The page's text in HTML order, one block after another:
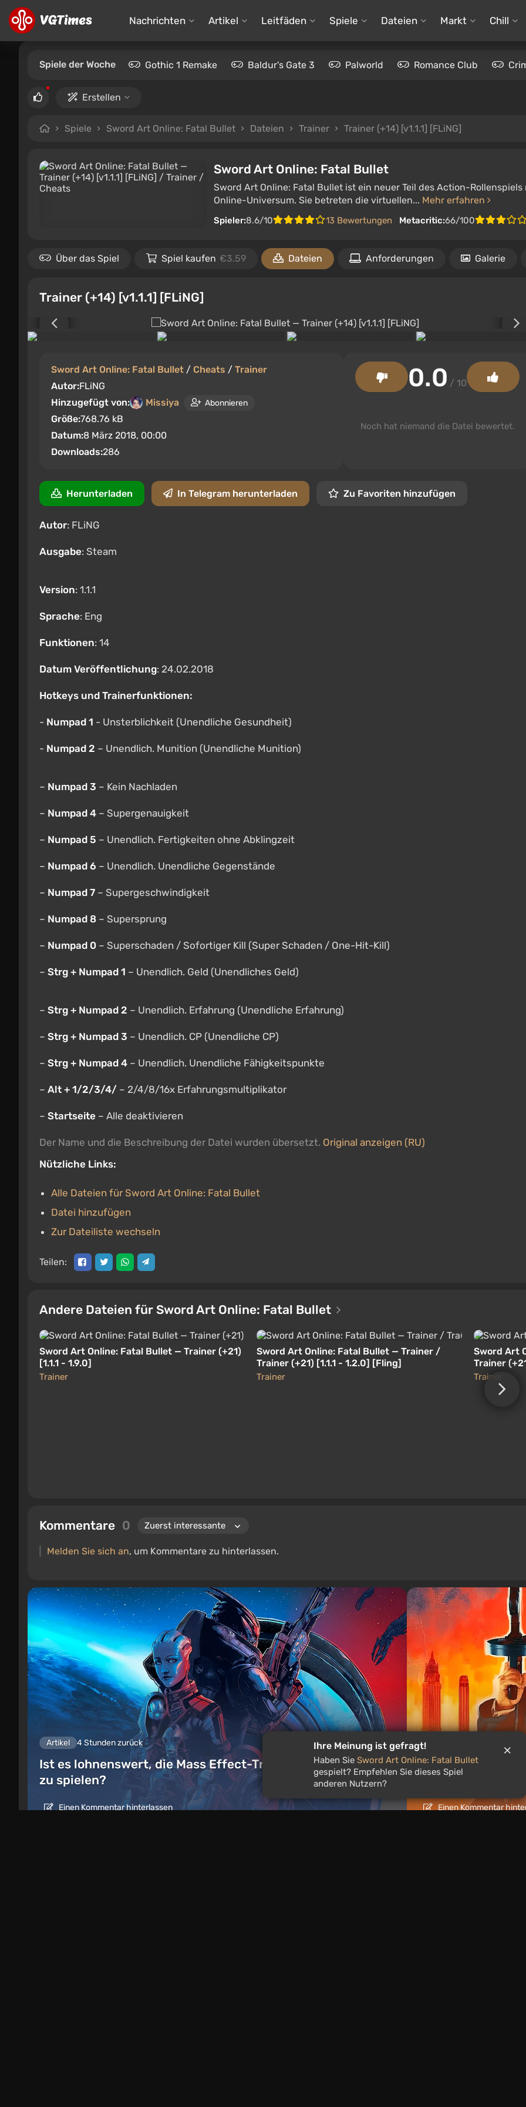
Nachrichten Artikel Leitfäden Spiele Dateien Markt Chill
Spiele der Woche Gothic 1 Remake Baldur's Gate 3 Palworld Romance Club
Erstellen
Spiele Sword Art Online: Fatal Bullet Dateien Trainer Trainer (+14) [v1.1.1] [FLiNG]
Sword Art Online: Fatal Bullet
Sword Art Online: Fatal Bullet ist ein neuer Teil des Action-
Online-Universum. Sie betreten die virtuellen... Mehr erfahren
Spieler:8.6/10 13 Bewertungen Metacritic:66/100
Über das Spiel Spiel kaufen €3.59 Dateien Anforderungen Galerie
Trainer (+14) [v1.1.1] [FLiNG]
Sword Art Online: Fatal Bullet / Cheats / Trainer
Autor:FLiNG
Hinzugefügt von:
Missiya Abonnieren
Größe:768.76 kB
Datum:8 März 2018, 00:00
Downloads:286
0.0 / 10
Noch hat niemand die Datei bewertet.
Herunterladen In Telegram herunterladen Zu Favoriten hinzufügen
Autor: FLiNG
Ausgabe: Steam
Version: 1.1.1
Sprache: Eng
Funktionen: 14
Datum Veröffentlichung: 24.02.2018
Hotkeys und Trainerfunktionen:
- Numpad 1 - Unsterblichkeit (Unendliche Gesundheit)
- Numpad 2 – Unendlich. Munition (Unendliche Munition)
– Numpad 3 – Kein Nachladen
– Numpad 4 – Supergenauigkeit
– Numpad 5 – Unendlich. Fertigkeiten ohne Abklingzeit
– Numpad 6 – Unendlich. Unendliche Gegenstände
– Numpad 7 – Supergeschwindigkeit
– Numpad 8 – Supersprung
– Numpad 0 – Superschaden / Sofortiger Kill (Super Schaden / One-Hit-Kill)
– Strg + Numpad 1 – Unendlich. Geld (Unendliches Geld)
– Strg + Numpad 2 – Unendlich. Erfahrung (Unendliche Erfahrung)
– Strg + Numpad 3 – Unendlich. CP (Unendliche CP)
– Strg + Numpad 4 – Unendlich. Unendliche Fähigkeitspunkte
– Alt + 1/2/3/4/ – 2/4/8/16x Erfahrungsmultiplikator
– Startseite – Alle deaktivieren
Der Name und die Beschreibung der Datei wurden übersetzt. Original anzeigen (RU)
Nützliche Links:
Alle Dateien für Sword Art Online: Fatal Bullet
Datei hinzufügen
Zur Dateiliste wechseln
Teilen:
Andere Dateien für Sword Art Online: Fatal Bullet
Sword Art Online: Fatal Bullet — Trainer (+21)
[1.1.1 - 1.9.0]
Trainer
Sword Art Online: Fatal Bullet — Trainer /
Trainer (+21) [1.1.1 - 1.2.0] [Fling]
Trainer
Sword Art
Trainer
Trainer
Kommentare 0
Melden Sie sich an, um Kommentare zu hinterlassen.
Artikel 4 Stunden zurück
Ist es lohnenswert, die Mass Effect-Trilogie im Jahr 2026
zu spielen?
Einen Kommentar hinterlassen
Artikel
Spiele wie Mafia:
derselben DNA
Einen Kommentar
Ihre Meinung ist gefragt!
Haben Sie Sword Art Online: Fatal Bullet
gespielt? Empfehlen Sie dieses Spiel
anderen Nutzern?